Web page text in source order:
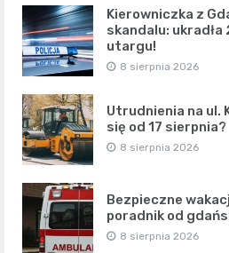
Kierowniczka z
skandalu:
utargu!
8 sierpnia 2026
Utrudnienia na ul.
się od 17 sierpnia?
8 sierpnia 2026
Bezpieczne
poradnik od
8 sierpnia 2026